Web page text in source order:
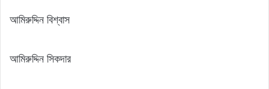
আমিরুদ্দিন বিশ্বাস
আমিরুদ্দিন সিকদার